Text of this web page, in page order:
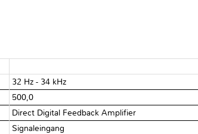
32 Hz - 34 kHz
500,0
Direct Digital Feedback Amplifier
Signaleingang